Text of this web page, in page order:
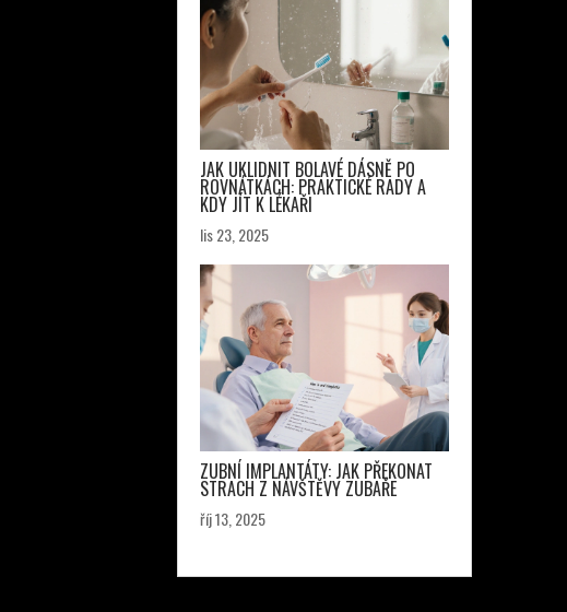
JAK UKLIDNIT BOLAVÉ DÁSNĚ PO
ROVNÁTKÁCH: PRAKTICKÉ RADY A
KDY JÍT K LÉKAŘI
lis 23, 2025
ZUBNÍ IMPLANTÁTY: JAK PŘEKONAT
STRACH Z NÁVŠTĚVY ZUBAŘE
říj 13, 2025